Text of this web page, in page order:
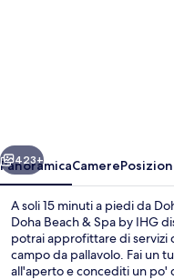
by
IHG
Avanti
423+
PanoramicaCamere
A soli 15 minuti a piedi da
Doha Beach & Spa by IHG
potrai approfittare di servizi
campo da pallavolo. Fai un
all'aperto e concediti un po'